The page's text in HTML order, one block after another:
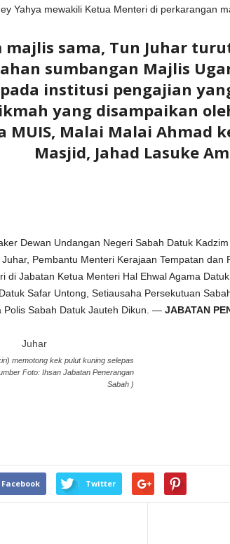
Yahya mewakili Ketua Menteri di perkarangan
majlis sama, Tun Juhar
sumbangan Majlis
institusi pengajian
yang disampaikan
MUIS, Malai Malai Ahmad
Masjid, Jahad Lasuke
Dewan Undangan Negeri Sabah Datuk
Pembantu Menteri Kerajaan Tempatan dan
di Jabatan Ketua Menteri Hal Ehwal Agama
Safar Untong, Setiausaha Persekutuan
Polis Sabah Datuk Jauteh Dikun. — JABATAN
memotong kek pulut kuning selepas
Foto: Ihsan Jabatan Penerangan
Sabah )
Facebook Twitter